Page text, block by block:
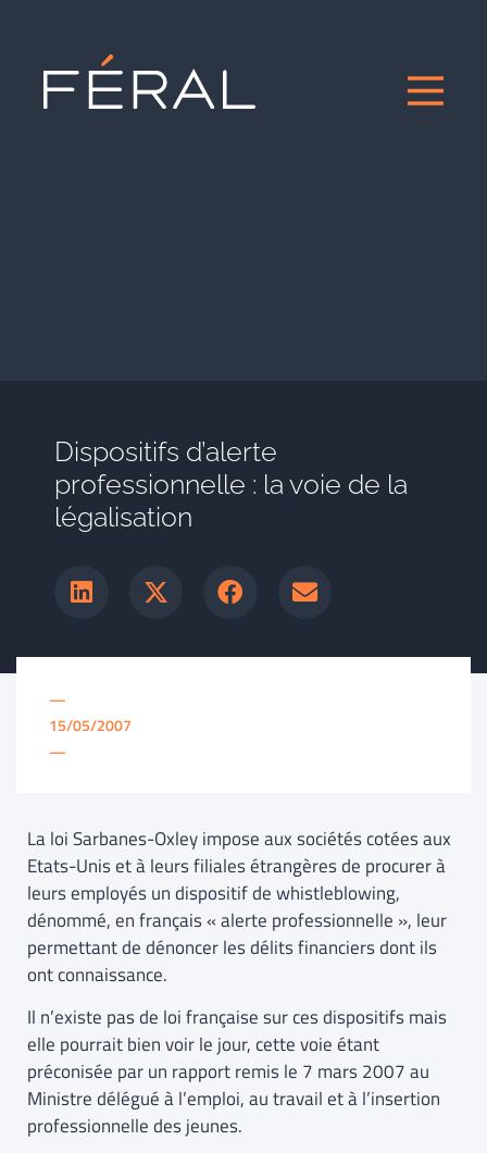
Dispositifs d’alerte
professionnelle : la voie de la
légalisation
—
15/05/2007
—
La loi Sarbanes-Oxley impose aux sociétés cotées aux
Etats-Unis et à leurs filiales étrangères de procurer à
leurs employés un dispositif de whistleblowing,
dénommé, en français « alerte professionnelle », leur
permettant de dénoncer les délits financiers dont ils
ont connaissance.
Il n’existe pas de loi française sur ces dispositifs mais
elle pourrait bien voir le jour, cette voie étant
préconisée par un rapport remis le 7 mars 2007 au
Ministre délégué à l’emploi, au travail et à l’insertion
professionnelle des jeunes.